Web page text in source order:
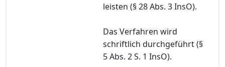
leisten (§ 28 Abs. 3 InsO).
Das Verfahren wird
schriftlich durchgeführt (§
5 Abs. 2 S. 1 InsO).